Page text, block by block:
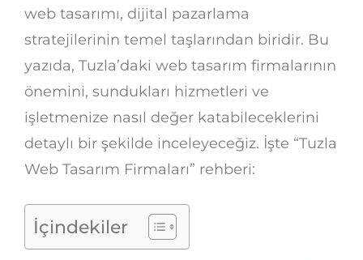
web tasarımı, dijital pazarlama
stratejilerinin temel taşlarından biridir. Bu
yazıda, Tuzla’daki web tasarım firmalarının
önemini, sundukları hizmetleri ve
işletmenize nasıl değer katabileceklerini
detaylı bir şekilde inceleyeceğiz. İşte “Tuzla
Web Tasarım Firmaları” rehberi:
İçindekiler